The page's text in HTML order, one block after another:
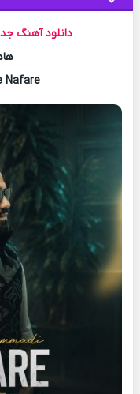
دانلود آهنگ
Nafare